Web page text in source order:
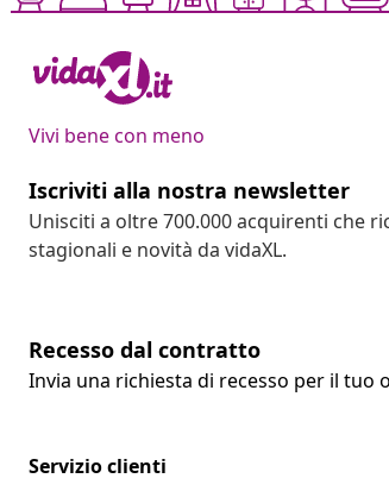
Vivi bene con meno
Iscriviti alla nostra newsletter
Unisciti a oltre 700.000 acquirenti che
stagionali e novità da vidaXL.
Recesso dal contratto
Invia una richiesta di recesso per il tuo
Servizio clienti